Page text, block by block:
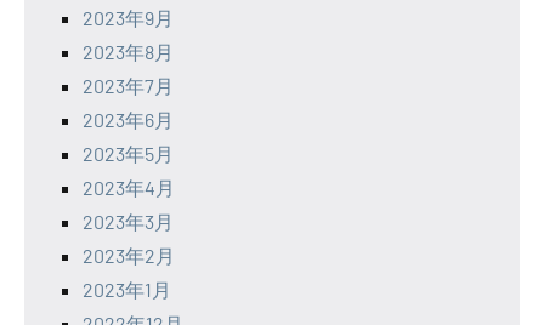
2023年9月
2023年8月
2023年7月
2023年6月
2023年5月
2023年4月
2023年3月
2023年2月
2023年1月